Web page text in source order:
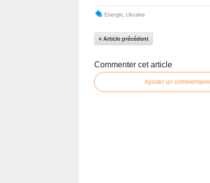
Energie Ukraine
« Article précédent
Commenter cet article
Ajouter un commentaire